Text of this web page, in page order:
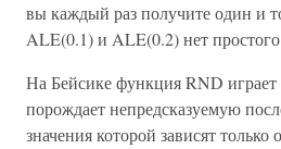
вы каждый раз получите один и
ALE(0.1) и ALE(0.2) нет
На Бейсике функция RND
порождает непредсказуемую
значения которой зависят